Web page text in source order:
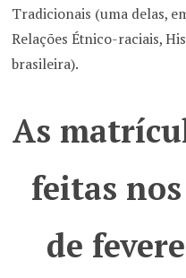
Tradicionais (uma delas,
Relações Étnico-raciais,
brasileira).
As
feitas
de